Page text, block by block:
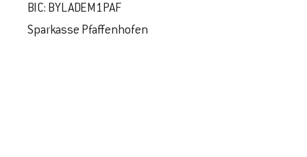
BIC: BYLADEM1PAF
Sparkasse Pfaffenhofen